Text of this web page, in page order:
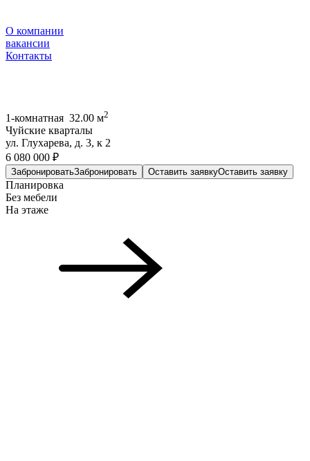
О компании
вакансии
Контакты
1-комнатная 32.00 м2
Чуйские кварталы
ул. Глухарева, д. 3, к 2
6 080 000 ₽
ЗабронироватьЗабронировать Оставить заявкуОставить заявку
Планировка
Без мебели
На этаже